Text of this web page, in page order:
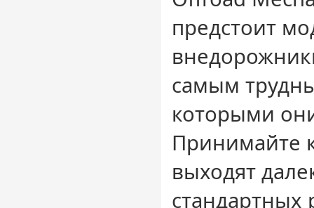
предстоит
самым
которыми
Принимайте
выходят
стандартных